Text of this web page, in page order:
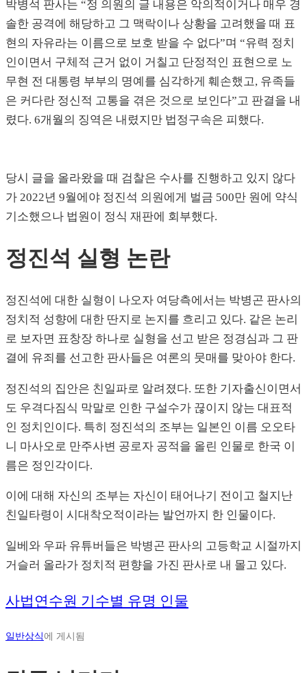
박병석 판사는 “정 의원의 글 내용은 악의적이거나 매우 경
솔한 공격에 해당하고 그 맥락이나 상황을 고려했을 때 표
현의 자유라는 이름으로 보호 받을 수 없다”며 “유력 정치
인이면서 구체적 근거 없이 거칠고 단정적인 표현으로 노
무현 전 대통령 부부의 명예를 심각하게 훼손했고, 유족들
은 커다란 정신적 고통을 겪은 것으로 보인다”고 판결을 내
렸다. 6개월의 징역은 내렸지만 법정구속은 피했다.
당시 글을 올라왔을 때 검찰은 수사를 진행하고 있지 않다
가 2022년 9월에야 정진석 의원에게 벌금 500만 원에 약식
기소했으나 법원이 정식 재판에 회부했다.
정진석 실형 논란
정진석에 대한 실형이 나오자 여당측에서는 박병곤 판사의
정치적 성향에 대한 딴지로 논지를 흐리고 있다. 같은 논리
로 보자면 표창장 하나로 실형을 선고 받은 정경심과 그 판
결에 유죄를 선고한 판사들은 여론의 뭇매를 맞아야 한다.
정진석의 집안은 친일파로 알려졌다. 또한 기자출신이면서
도 우격다짐식 막말로 인한 구설수가 끊이지 않는 대표적
인 정치인이다. 특히 정진석의 조부는 일본인 이름 오오타
니 마사오로 만주사변 공로자 공적을 올린 인물로 한국 이
름은 정인각이다.
이에 대해 자신의 조부는 자신이 태어나기 전이고 철지난
친일타령이 시대착오적이라는 발언까지 한 인물이다.
일베와 우파 유튜버들은 박병곤 판사의 고등학교 시절까지
거슬러 올라가 정치적 편향을 가진 판사로 내 몰고 있다.
사법연수원 기수별 유명 인물
일반상식에 게시됨